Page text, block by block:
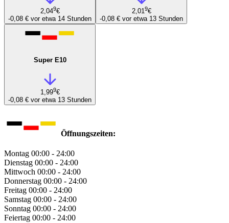
2,049€
-0,08 € vor etwa 14 Stunden
2,019€
-0,08 € vor etwa 13 Stunden
Super E10
1,999€
-0,08 € vor etwa 13 Stunden
Öffnungszeiten:
Montag 00:00 - 24:00
Dienstag 00:00 - 24:00
Mittwoch 00:00 - 24:00
Donnerstag 00:00 - 24:00
Freitag 00:00 - 24:00
Samstag 00:00 - 24:00
Sonntag 00:00 - 24:00
Feiertag 00:00 - 24:00